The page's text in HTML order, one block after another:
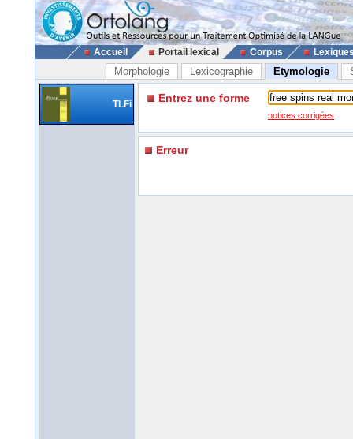
Accueil Portail lexical Corpus
Morphologie Lexicographie Etymologie
TLFi Entrez une forme
notices corrigées
Erreur